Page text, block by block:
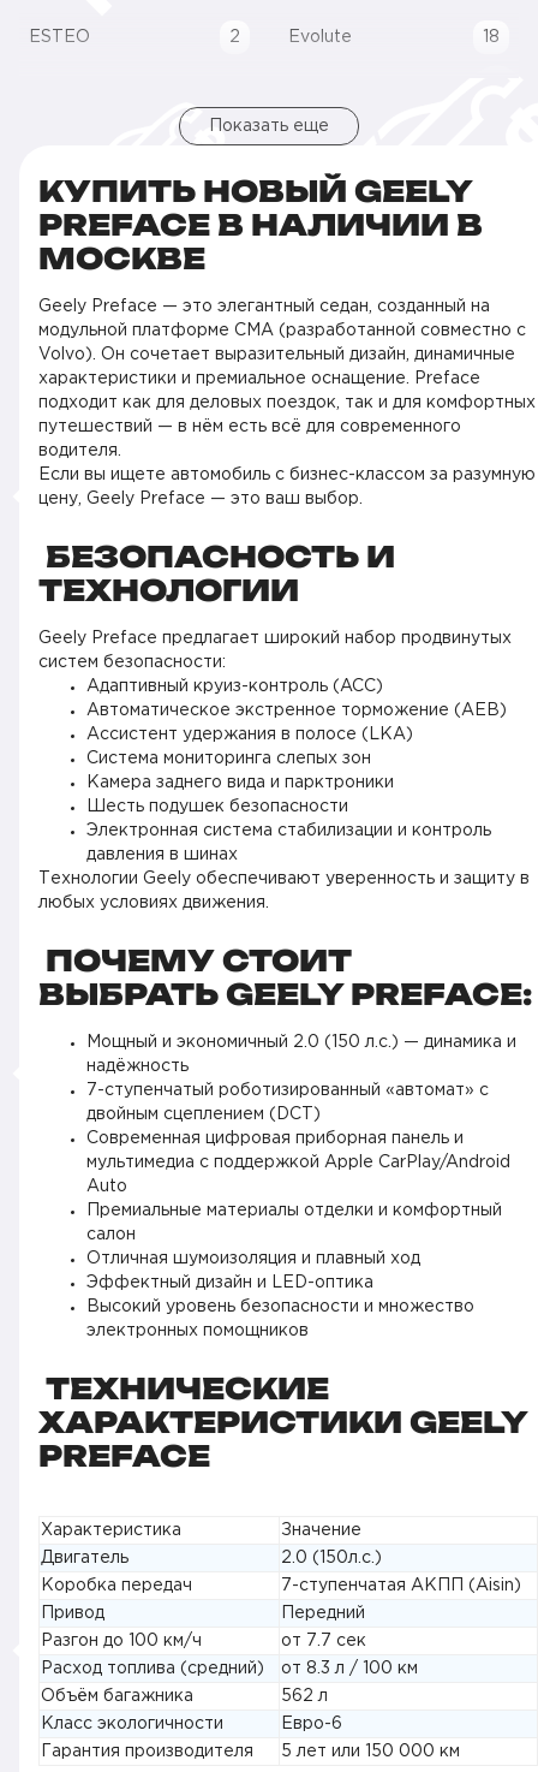
ESTEO 2 Evolute 18
Показать еще
КУПИТЬ НОВЫЙ GEELY
PREFACE В НАЛИЧИИ В
МОСКВЕ
Geely Preface — это элегантный седан, созданный на
модульной платформе CMA (разработанной совместно с
Volvo). Он сочетает выразительный дизайн, динамичные
характеристики и премиальное оснащение. Preface
подходит как для деловых поездок, так и для комфортных
путешествий — в нём есть всё для современного
водителя.
Если вы ищете автомобиль с бизнес-классом за разумную
цену, Geely Preface — это ваш выбор.
БЕЗОПАСНОСТЬ И
ТЕХНОЛОГИИ
Geely Preface предлагает широкий набор продвинутых
систем безопасности:
Адаптивный круиз-контроль (ACC)
Автоматическое экстренное торможение (AEB)
Ассистент удержания в полосе (LKA)
Система мониторинга слепых зон
Камера заднего вида и парктроники
Шесть подушек безопасности
Электронная система стабилизации и контроль
давления в шинах
Технологии Geely обеспечивают уверенность и защиту в
любых условиях движения.
ПОЧЕМУ СТОИТ
ВЫБРАТЬ GEELY PREFACE:
Мощный и экономичный 2.0 (150 л.с.) — динамика и
надёжность
7-ступенчатый роботизированный «автомат» с
двойным сцеплением (DCT)
Современная цифровая приборная панель и
мультимедиа с поддержкой Apple CarPlay/Android
Auto
Премиальные материалы отделки и комфортный
салон
Отличная шумоизоляция и плавный ход
Эффектный дизайн и LED-оптика
Высокий уровень безопасности и множество
электронных помощников
ТЕХНИЧЕСКИЕ
ХАРАКТЕРИСТИКИ GEELY
PREFACE
Характеристика
Значение
Двигатель
2.0 (150л.с.)
Коробка передач
7-ступенчатая АКПП (Aisin)
Привод
Передний
Разгон до 100 км/ч
от 7.7 сек
Расход топлива (средний)
от 8.3 л / 100 км
Объём багажника
562 л
Класс экологичности
Евро-6
Гарантия производителя
5 лет или 150 000 км